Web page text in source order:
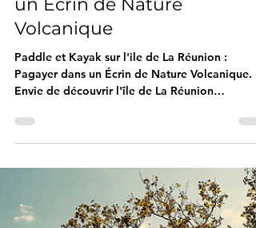
La Réunion : Pagayer dans
un Écrin de Nature
Volcanique
Paddle et Kayak sur l'ile de La Réunion :
Envie de découvrir l'île de La Réunion
autrement, au fil de l'eau ? Que vous soyez
île volcanique offre des paysages marins
spectaculaires à explorer à la pagaie. Des
lagons turquoise de l'ouest aux criques
sauvages de la côte est, La Réunion s’impose